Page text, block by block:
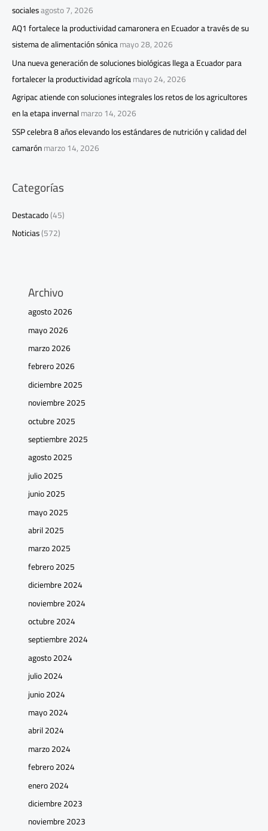
socialesagosto 7, 2026
AQ1 fortalece la productividad camaronera en Ecuador a través de su
sistema de alimentación sónicamayo 28, 2026
Una nueva generación de soluciones biológicas llega a Ecuador para
fortalecer la productividad agrícolamayo 24, 2026
Agripac atiende con soluciones integrales los retos de los agricultores
en la etapa invernalmarzo 14, 2026
SSP celebra 8 años elevando los estándares de nutrición y calidad del
camarónmarzo 14, 2026
Categorías
Destacado(45)
Noticias(572)
Archivo
agosto 2026
mayo 2026
marzo 2026
febrero 2026
diciembre 2025
noviembre 2025
octubre 2025
septiembre 2025
agosto 2025
julio 2025
junio 2025
mayo 2025
abril 2025
marzo 2025
febrero 2025
diciembre 2024
noviembre 2024
octubre 2024
septiembre 2024
agosto 2024
julio 2024
junio 2024
mayo 2024
abril 2024
marzo 2024
febrero 2024
enero 2024
diciembre 2023
noviembre 2023